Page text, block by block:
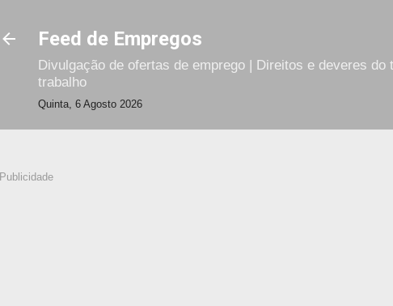
Feed de Empregos
Divulgação de ofertas de emprego | Direitos e deveres do
trabalho
Quinta, 6 Agosto 2026
Publicidade